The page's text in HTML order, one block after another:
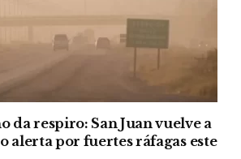
da respiro: San Juan vuelve a
alerta por fuertes ráfagas este